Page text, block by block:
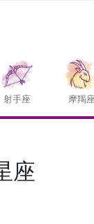
射手座 摩羯
座